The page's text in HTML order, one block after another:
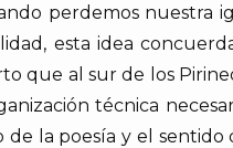
perdemos nuestra
esta idea
que al sur de los
técnica
la poesía y el